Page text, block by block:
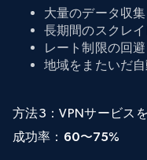
大量のデータ収集
長期間のスクレ
レート制限の回避
地域をまたいだ
方法3：VPNサービス
成功率：60〜75%